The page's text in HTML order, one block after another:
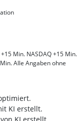
Min. NASDAQ +15 Min.
Alle Angaben ohne
KI erstellt.